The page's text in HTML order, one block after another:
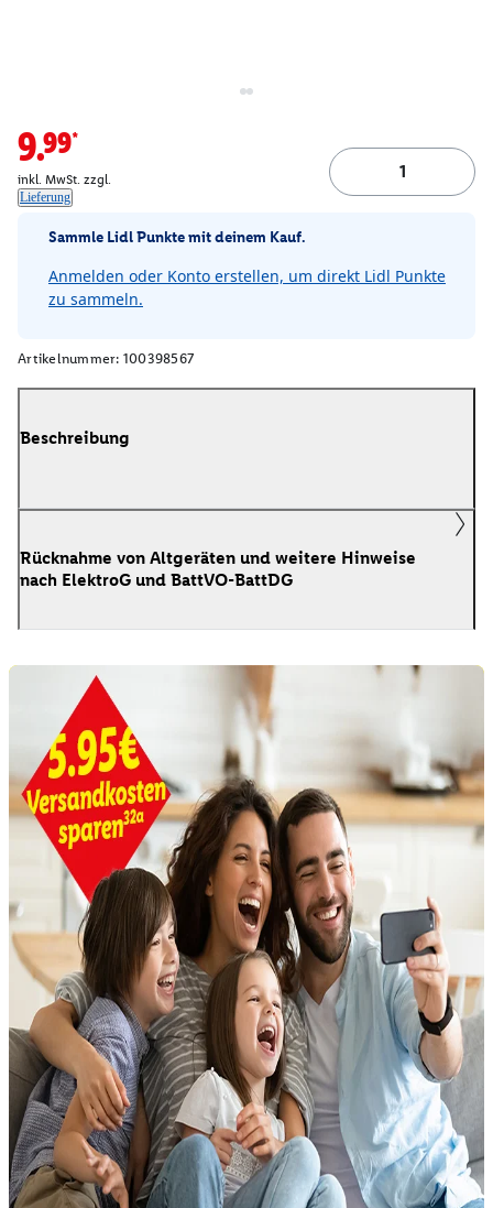
9.99*
inkl. MwSt. zzgl.
Lieferung
Sammle Lidl Punkte mit deinem Kauf.
Anmelden oder Konto erstellen, um direkt Lidl Punkte
zu sammeln.
Artikelnummer: 100398567
Beschreibung
Rücknahme von Altgeräten und weitere Hinweise
nach ElektroG und BattVO-BattDG